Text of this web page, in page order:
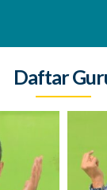
Daftar